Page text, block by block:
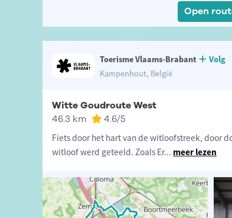
Open
Toerisme Vlaams-Brabant
Volg
Kampenhout, België
Witte Goudroute West
46.3 km 4.6/5
Fiets door het hart van de witloofstreek, door
witloof werd geteeld. Zoals Er... meer lezen